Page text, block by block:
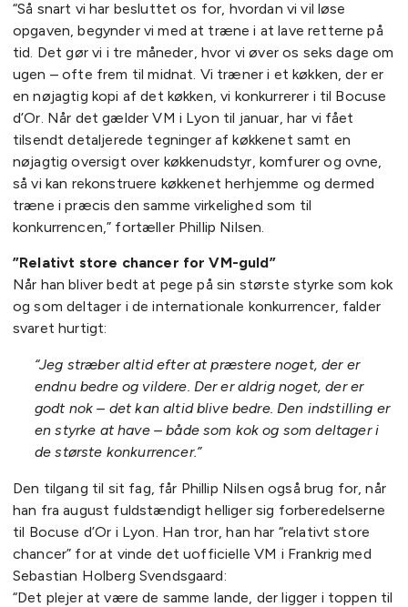
“Så snart vi har besluttet os for, hvordan vi vil løse
opgaven, begynder vi med at træne i at lave retterne på
tid. Det gør vi i tre måneder, hvor vi øver os seks dage om
ugen – ofte frem til midnat. Vi træner i et køkken, der er
en nøjagtig kopi af det køkken, vi konkurrerer i til Bocuse
d’Or. Når det gælder VM i Lyon til januar, har vi fået
tilsendt detaljerede tegninger af køkkenet samt en
nøjagtig oversigt over køkkenudstyr, komfurer og ovne,
så vi kan rekonstruere køkkenet herhjemme og dermed
træne i præcis den samme virkelighed som til
konkurrencen,” fortæller Phillip Nilsen.
”Relativt store chancer for VM-guld”
Når han bliver bedt at pege på sin største styrke som kok
og som deltager i de internationale konkurrencer, falder
svaret hurtigt:
“Jeg stræber altid efter at præstere noget, der er
endnu bedre og vildere. Der er aldrig noget, der er
godt nok – det kan altid blive bedre. Den indstilling er
en styrke at have – både som kok og som deltager i
de største konkurrencer.”
Den tilgang til sit fag, får Phillip Nilsen også brug for, når
han fra august fuldstændigt helliger sig forberedelserne
til Bocuse d’Or i Lyon. Han tror, han har “relativt store
chancer” for at vinde det uofficielle VM i Frankrig med
Sebastian Holberg Svendsgaard:
“Det plejer at være de samme lande, der ligger i toppen til